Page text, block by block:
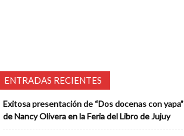
ENTRADAS RECIENTES
Exitosa presentación de “Dos docenas con yapa”
de Nancy Olivera en la Feria del Libro de Jujuy